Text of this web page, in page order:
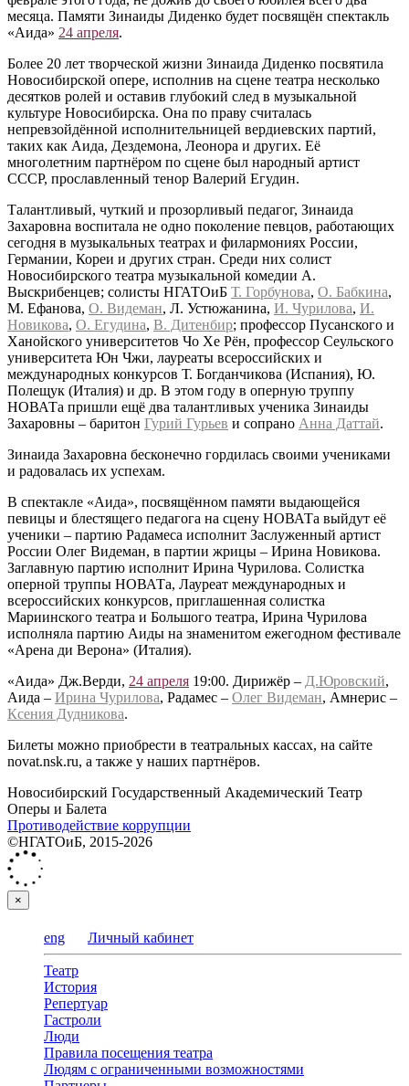
месяца. Памяти Зинаиды Диденко будет посвящён спектакль
«Аида» 24 апреля.
Более 20 лет творческой жизни Зинаида Диденко посвятила
Новосибирской опере, исполнив на сцене театра несколько
десятков ролей и оставив глубокий след в музыкальной
культуре Новосибирска. Она по праву считалась
непревзойдённой исполнительницей вердиевских партий,
таких как Аида, Дездемона, Леонора и других. Её
многолетним партнёром по сцене был народный артист
СССР, прославленный тенор Валерий Егудин.
Талантливый, чуткий и прозорливый педагог, Зинаида
Захаровна воспитала не одно поколение певцов, работающих
сегодня в музыкальных театрах и филармониях России,
Германии, Кореи и других стран. Среди них солист
Новосибирского театра музыкальной комедии А.
Выскрибенцев; солисты НГАТОиБ Т. Горбунова, О. Бабкина,
М. Ефанова, О. Видеман, Л. Устюжанина, И. Чурилова, И.
Новикова, О. Егудина, В. Дитенбир; профессор Пусанского и
Ханойского университетов Чо Хе Рён, профессор Сеульского
университета Юн Чжи, лауреаты всероссийских и
международных конкурсов Т. Богданчикова (Испания), Ю.
Полещук (Италия) и др. В этом году в оперную труппу
НОВАТа пришли ещё два талантливых ученика Зинаиды
Захаровны – баритон Гурий Гурьев и сопрано Анна Даттай.
Зинаида Захаровна бесконечно гордилась своими учениками
и радовалась их успехам.
В спектакле «Аида», посвящённом памяти выдающейся
певицы и блестящего педагога на сцену НОВАТа выйдут её
ученики – партию Радамеса исполнит Заслуженный артист
России Олег Видеман, в партии жрицы – Ирина Новикова.
Заглавную партию исполнит Ирина Чурилова. Солистка
оперной труппы НОВАТа, Лауреат международных и
всероссийских конкурсов, приглашенная солистка
Мариинского театра и Большого театра, Ирина Чурилова
исполняла партию Аиды на знаменитом ежегодном фестивале
«Арена ди Верона» (Италия).
«Аида» Дж.Верди, 24 апреля 19:00. Дирижёр – Д.Юровский,
Аида – Ирина Чурилова, Радамес – Олег Видеман, Амнерис –
Ксения Дудникова.
Билеты можно приобрести в театральных кассах, на сайте
novat.nsk.ru, а также у наших партнёров.
Новосибирский Государственный Академический Театр
Оперы и Балета
Противодействие коррупции
©НГАТОиБ, 2015-2026
×
eng Личный кабинет
Театр
История
Репертуар
Гастроли
Люди
Правила посещения театра
Людям с ограниченными возможностями